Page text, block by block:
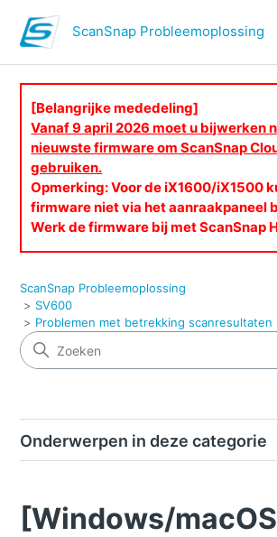
ScanSnap Probleemoplossing
[Belangrijke mededeling]
Vanaf 9 april 2026 moet u bijwerken
nieuwste firmware om ScanSnap
gebruiken.
Opmerking: Voor de iX1600/iX1500
firmware niet via het aanraakpaneel
Werk de firmware bij met ScanSnap
ScanSnap Probleemoplossing
SV600
Problemen met betrekking scanresultaten
Onderwerpen in deze categorie
[Windows/